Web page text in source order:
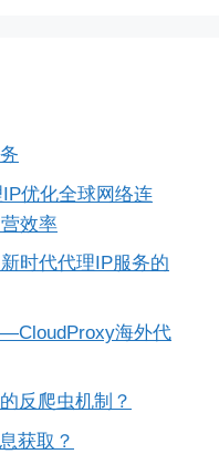
优化全球网络连
效率
时代代理IP服务的
海外代
反爬虫机制？
获取？